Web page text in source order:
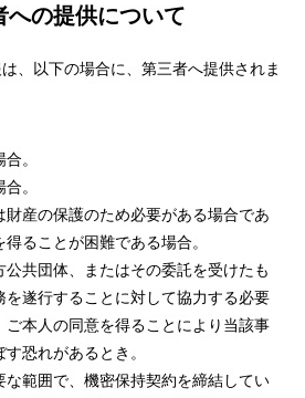
への提供について
、以下の場合に、第三者へ提供されま
。
。
財産の保護のため必要がある場合であ
ることが困難である場合。
公共団体、またはその委託を受けたも
を遂行することに対して協力する必要
ご本人の同意を得ることにより当該事
恐れがあるとき。
な範囲で、機密保持契約を締結してい